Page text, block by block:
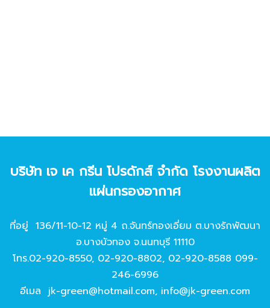
บริษัท เจ เค กรีน โปรดักส์ จํากัด โรงงานผลิต
แผ่นกรองอากาศ
ที่อยู่ 136/11-10-12 หมู่ 4 ถ.จันทร์ทองเอี่ยม ต.บางรักพัฒนา
อ.บางบัวทอง จ.นนทบุรี 11110
โทร.02-920-8550, 02-920-8802, 02-920-8588 099-
246-6996
อีเมล jk-green@hotmail.com, info@jk-green.com